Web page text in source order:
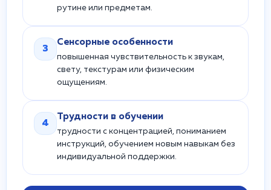
рутине или предметам.
3
Сенсорные особенности
повышенная чувствительность к звукам,
свету, текстурам или физическим
ощущениям.
4
Трудности в обучении
трудности с концентрацией, пониманием
инструкций, обучением новым навыкам без
индивидуальной поддержки.